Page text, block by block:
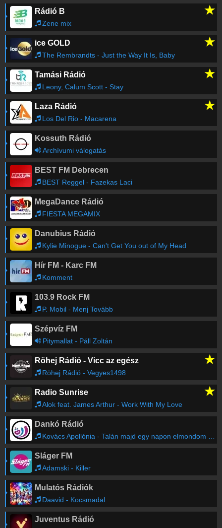
Rádió B ★
Zene mix
ice GOLD ★
The Rembrandts - Just the Way It Is, Baby
Tamási Rádió ★
Leony, Calum Scott - Stay
Laza Rádió ★
Los Del Rio - Macarena
Kossuth Rádió
Archívumi válogatás
BEST FM Debrecen
BEST Reggel - Fazekas Laci
MegaDance Rádió
FIESTA MEGAMIX
Danubius Rádió
Kylie Minogue - Can't Get You out of My Head
Hír FM - Karc FM
Komment
103.9 Rock FM
P. Mobil - Menj Tovább
Szépvíz FM
Pitymallat - Páll Zoltán
Röhej Rádió - Vicc az egész ★
Röhej Rádió - Vegyes1498
Radio Sunrise ★
Alok feat. James Arthur - Work With My Love
Dankó Rádió
Kovács Apollónia - Talán majd egy napon elmondom tenéked
Sláger FM
Adamski - Killer
Mulatós Rádiók
Daavid - Kocsmadal
Juventus Rádió